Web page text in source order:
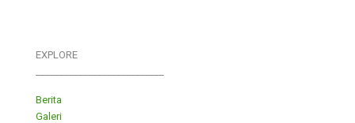
EXPLORE
Berita
Galeri